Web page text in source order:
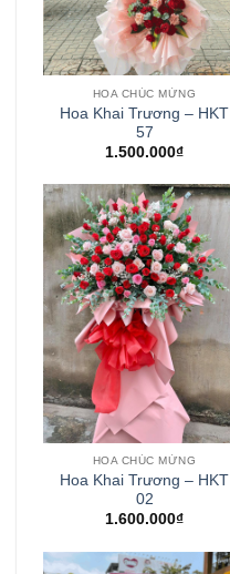
HOA CHÚC MỪNG
Hoa Khai Trương – HKT
57
1.500.000₫
HOA CHÚC MỪNG
Hoa Khai Trương – HKT
02
1.600.000₫